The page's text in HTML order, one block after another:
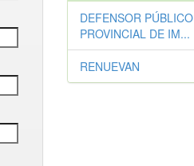
DEFENSOR PÚBLICO
PROVINCIAL DE IM...
RENUEVAN